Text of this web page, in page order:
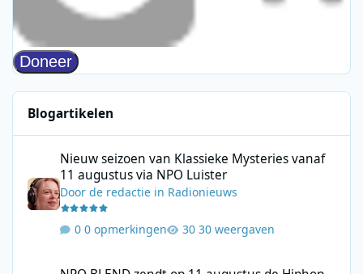
Blogartikelen
Nieuw seizoen van Klassieke Mysteries vanaf
11 augustus via NPO Luister
Doorde redactie in Radionieuws
0 opmerkingen 30 weergaven